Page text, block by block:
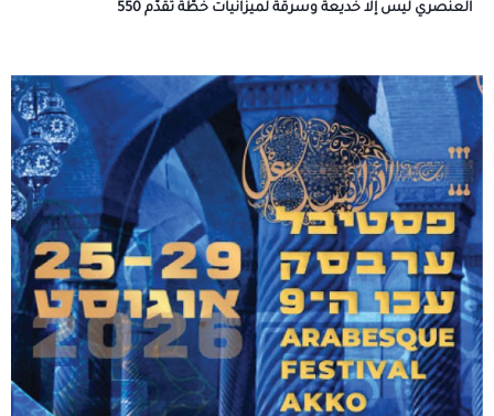
العنصري ليس إلا خديعة وسرقة لميزانيات خطّة تقدّم 550